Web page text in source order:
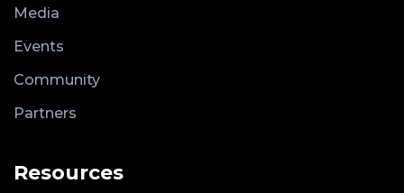
Media
Events
Community
Partners
Resources